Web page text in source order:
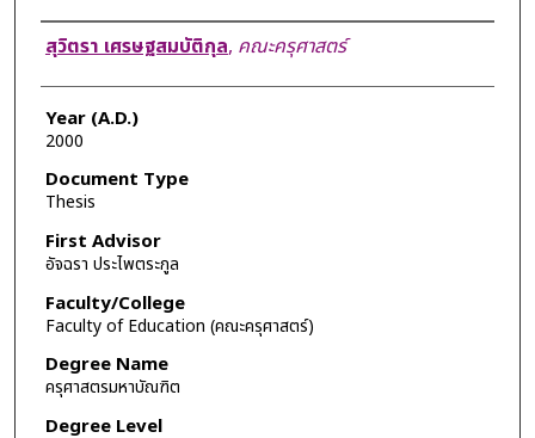
Author
สุวิตรา เศรษฐสมบัติกุล, คณะครุศาสตร์
Year (A.D.)
2000
Document Type
Thesis
First Advisor
อัจฉรา ประไพตระกูล
Faculty/College
Faculty of Education (คณะครุศาสตร์)
Degree Name
ครุศาสตรมหาบัณฑิต
Degree Level